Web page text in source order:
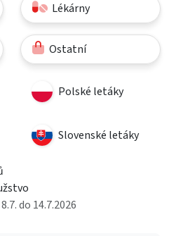
Lékárny
Ostatní
Polské letáky
Slovenské letáky
do 14.7.2026